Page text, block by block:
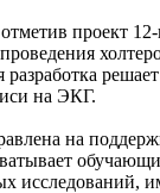
проект
на ЭКГ.
на